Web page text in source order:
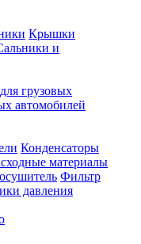
Крышки
и
грузовых
автомобилей
Конденсаторы
материалы
Фильтр
давления